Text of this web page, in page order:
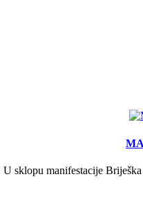
U sklopu manifestacije